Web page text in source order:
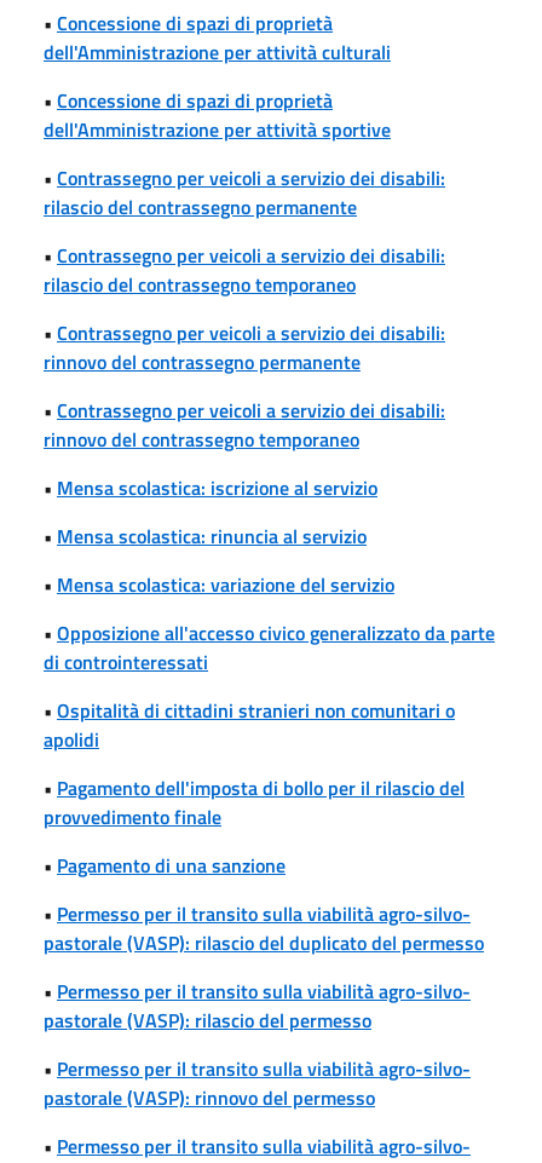
• Concessione di spazi di proprietà
dell'Amministrazione per attività culturali
• Concessione di spazi di proprietà
dell'Amministrazione per attività sportive
• Contrassegno per veicoli a servizio dei disabili:
rilascio del contrassegno permanente
• Contrassegno per veicoli a servizio dei disabili:
rilascio del contrassegno temporaneo
• Contrassegno per veicoli a servizio dei disabili:
rinnovo del contrassegno permanente
• Contrassegno per veicoli a servizio dei disabili:
rinnovo del contrassegno temporaneo
• Mensa scolastica: iscrizione al servizio
• Mensa scolastica: rinuncia al servizio
• Mensa scolastica: variazione del servizio
• Opposizione all'accesso civico generalizzato da parte
di controinteressati
• Ospitalità di cittadini stranieri non comunitari o
apolidi
• Pagamento dell'imposta di bollo per il rilascio del
provvedimento finale
• Pagamento di una sanzione
• Permesso per il transito sulla viabilità agro-silvo-
pastorale (VASP): rilascio del duplicato del permesso
• Permesso per il transito sulla viabilità agro-silvo-
pastorale (VASP): rilascio del permesso
• Permesso per il transito sulla viabilità agro-silvo-
pastorale (VASP): rinnovo del permesso
• Permesso per il transito sulla viabilità agro-silvo-